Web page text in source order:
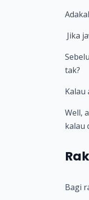
Jika
tak?
Kalau
Well,
kalau
Bagi